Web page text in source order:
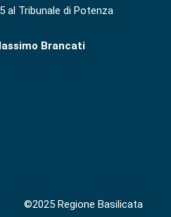
al Tribunale di Potenza
Brancati
©2025 Regione Basilicata